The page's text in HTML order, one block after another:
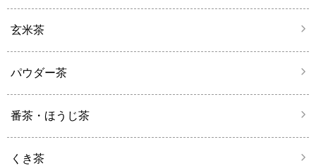
玄米茶
パウダー茶
番茶・ほうじ茶
くき茶